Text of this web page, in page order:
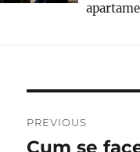
navigation
PREVIOUS
Previous
Cum se